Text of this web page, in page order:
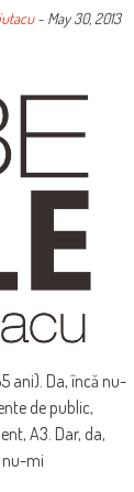
- May 30, 2013
ani). Da, încă nu-
de public,
A3. Dar, da,
nu-mi